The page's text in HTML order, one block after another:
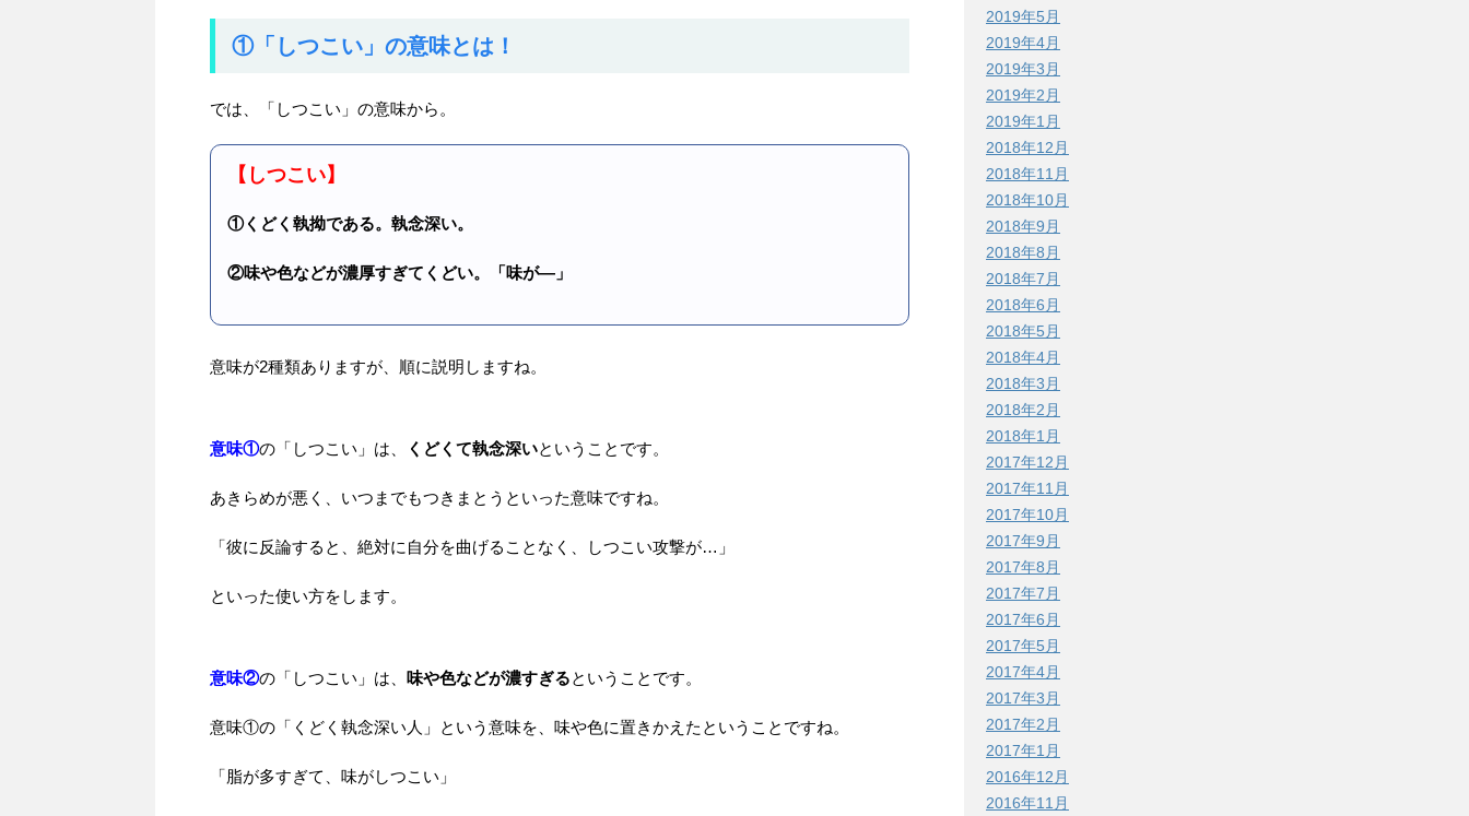
①「しつこい」の意味とは！
では、「しつこい」の意味から。
【しつこい】
①くどく執拗である。執念深い。
②味や色などが濃厚すぎてくどい。「味が―」
意味が2種類ありますが、順に説明しますね。
意味①の「しつこい」は、 くどくて執念深いということです。
あきらめが悪く、いつまでもつきまとうといった意味ですね。
「彼に反論すると、絶対に自分を曲げることなく、しつこい攻撃が…」
といった使い方をします。
意味②の「しつこい」は、 味や色などが濃すぎるということです。
意味①の「くどく執念深い人」という意味を、味や色に置きかえたということですね。
「脂が多すぎて、味がしつこい」
2019年5月
2019年4月
2019年3月
2019年2月
2019年1月
2018年12月
2018年11月
2018年10月
2018年9月
2018年8月
2018年7月
2018年6月
2018年5月
2018年4月
2018年3月
2018年2月
2018年1月
2017年12月
2017年11月
2017年10月
2017年9月
2017年8月
2017年7月
2017年6月
2017年5月
2017年4月
2017年3月
2017年2月
2017年1月
2016年12月
2016年11月